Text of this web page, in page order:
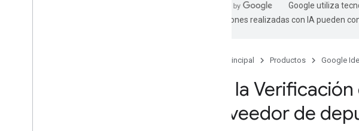
Google utiliza
traducciones realizadas con IA pueden
Página principal Productos Google
Usa la
proveedor de